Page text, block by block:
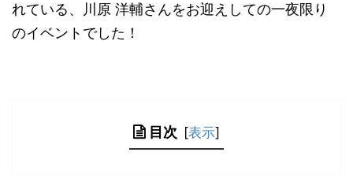
れている、川原 洋輔さんをお迎えしての一夜限り
のイベントでした！
目次 [表示]